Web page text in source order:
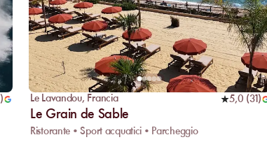
) Le Lavandou, Francia 5,0 (31 )
Le Grain de Sable
Ristorante • Sport acquatici • Parcheggio